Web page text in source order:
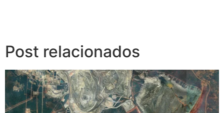
Post relacionados